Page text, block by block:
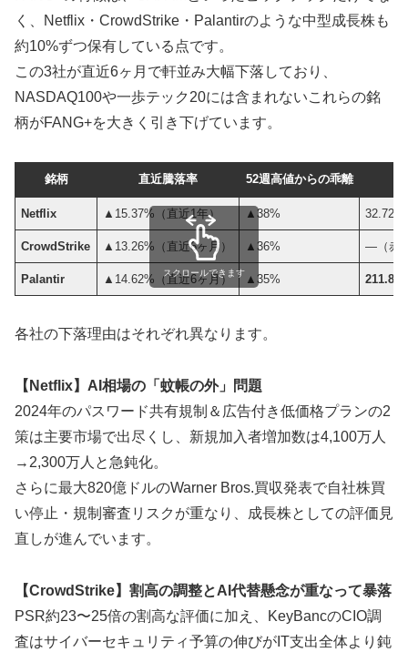
く、Netflix・CrowdStrike・Palantirのような中型成長株も
約10%ずつ保有している点です。
この3社が直近6ヶ月で軒並み大幅下落しており、
NASDAQ100や一歩テック20には含まれないこれらの銘
柄がFANG+を大きく引き下げています。
銘柄 直近騰落率 52週高値からの乖離
Netflix ▲15.37%（直近1年） ▲38% 32.72倍
CrowdStrike ▲13.26%（直近6ヶ月） ▲36% —（赤
Palantir ▲14.62%（直近6ヶ月） ▲35% 211.83
スクロールできます
各社の下落理由はそれぞれ異なります。
【Netflix】AI相場の「蚊帳の外」問題
2024年のパスワード共有規制＆広告付き低価格プランの2
策は主要市場で出尽くし、新規加入者増加数は4,100万人
→2,300万人と急鈍化。
さらに最大820億ドルのWarner Bros.買収発表で自社株買
い停止・規制審査リスクが重なり、成長株としての評価見
直しが進んでいます。
【CrowdStrike】 割高の調整とAI代替懸念が重なって暴落
PSR約23〜25倍の割高な評価に加え、KeyBancのCIO調
査はサイバーセキュリティ予算の伸びがIT支出全体より鈍